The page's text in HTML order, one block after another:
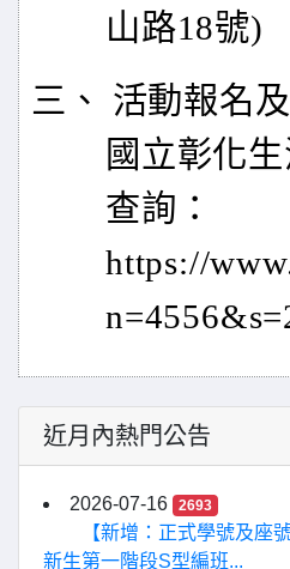
山路18號)
三、 活動報名
國立彰化
查詢：
https://
近月內熱門公告
2026-07-16 2693
【新增：正式學號及座
新生第一階段S型編班...